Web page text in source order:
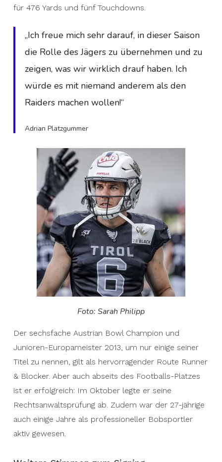
für 476 Yards und fünf Touchdowns.
„Ich freue mich sehr darauf, in dieser Saison
die Rolle des Jägers zu übernehmen und zu
zeigen, was wir wirklich drauf haben. Ich
würde es mit niemand anderem als den
Raiders machen wollen!“
Adrian Platzgummer
Foto: Sarah Philipp
Der sechsfache Austrian Bowl Champion und
Junioren-Europameister 2013, um nur einige seiner
Titel zu nennen, gilt als hervorragender Route Runner
& Blocker. Aber auch abseits des Footballs-Platzes
ist er erfolgreich: Im Oktober legte er seine
Rechtsanwaltsprüfung ab. Zudem war der 27-jährige
auch einige Jahre als professioneller Bobsportler
aktiv gewesen.